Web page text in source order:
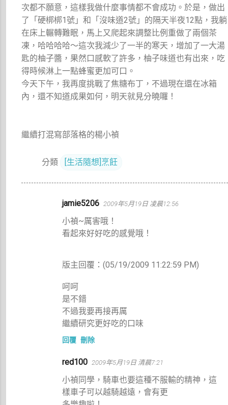
次都不願意，這樣我做什麼事情都不會成功。於是，做出
了「硬梆梆1號」和「沒味道2號」的隔天半夜12點，我躺
在床上輾轉難眠，馬上又爬起來調整比例重做了兩個茶
凍，哈哈哈哈～這次我減少了一半的寒天，增加了一大湯
匙的柚子醬，果然口感軟了許多，柚子味道也有出來，吃
得時候淋上一點蜂蜜更加可口。
今天下午，我再度挑戰了焦糖布丁，不過現在還在冰箱
內，還不知道成果如何，明天就見分曉囉！
繼續打混寫部落格的楊小禎
分類 [生活隨想]烹飪
jamie5206 2009年5月19日 凌晨12:56
小禎~厲害哦！
看起來好好吃的感覺哦！
版主回覆：(05/19/2009 11:22:59 PM)
呵呵
是不錯
不過我要再接再厲
繼續研究更好吃的口味
回覆 刪除
red100 2009年5月19日 清晨7:21
小禎同學，騎車也要這種不服輸的精神，這
樣車子可以越騎越遠，會有更